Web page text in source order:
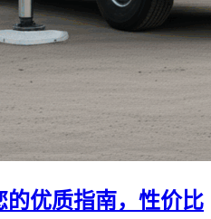
的优质指南，性价比